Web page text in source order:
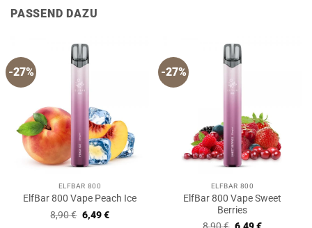
PASSEND DAZU
-27%
ELFBAR 800
ElfBar 800 Vape Peach Ice
8,90€ Ursprünglicher
Preis
6,49€Aktueller
-27%
ELFBAR 800
ElfBar 800 Vape Sweet
Berries
Ursprünglicher
Aktueller